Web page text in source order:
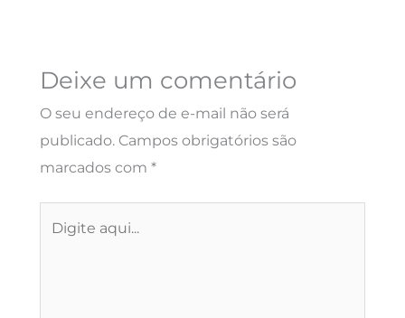
Deixe um comentário
O seu endereço de e-mail não será
publicado. Campos obrigatórios são
marcados com *